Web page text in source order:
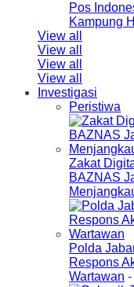
Pos
Kampung
View all
View all
View all
View all
Investigasi
Peristiwa
Zakat
BAZNAS
Polda
Respons
Wartawan -